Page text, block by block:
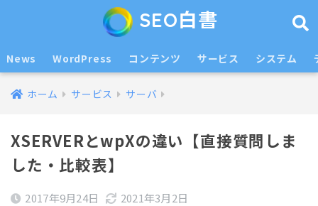
SEO白書
News WordPress コンテンツ サービス システム
ホーム サービス サーバ
XSERVERとwpXの違い【直接質問しま
した・比較表】
2017年9月24日 2021年3月2日